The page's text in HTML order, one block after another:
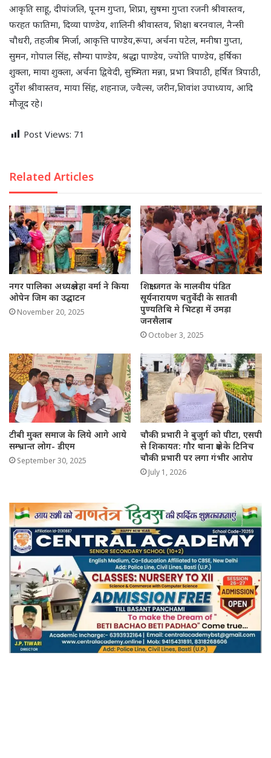
आकृति साहू, दीपांजलि, पूनम गुप्ता, शिप्रा, सुषमा गुप्ता रजनी श्रीवास्तव,
फरहत फातिमा, दिव्या पाण्डेय, शालिनी श्रीवास्तव, शिक्षा बरनवाल, नैन्सी
चौधरी, तहजीब मिर्जा, आकृत्ति पाण्डेय,रूपा, अर्चना पटेल, मनीषा गुप्ता,
सुमन, गोपाल सिंह, सौम्या पाण्डेय, श्रद्धा पाण्डेय, ज्योति पाण्डेय, हर्षिका
शुक्ला, माया शुक्ला, अर्चना द्विवेदी, सुष्मिता मन्ना, प्रभा त्रिपाठी, हर्षित त्रिपाठी,
दुर्गेश श्रीवास्तव, माया सिंह, शहनाज, ज्वैल्स, जरीन,शिवांश उपाध्याय, आदि
मौजूद रहे।
Post Views: 71
Related Articles
नगर पालिका अध्यक्ष नेहा वर्मा ने किया
ओपेन जिम का उद्घाटन
November 20, 2025
शिक्षा जगत के मालवीय पंडित
सूर्यनारायण चतुर्वेदी के सातवी
पुण्यतिथि मे भिटहा में उमड़ा
जनसैलाब
October 3, 2025
टीबी मुक्त समाज के लिये आगे आये
सम्भ्रान्त लोग- डीएम
September 30, 2025
चौकी प्रभारी ने बुजुर्ग को पीटा, एसपी
से शिकायत: गौर थाना क्षेत्र के टिनिच
चौकी प्रभारी पर लगा गंभीर आरोप
July 1, 2026